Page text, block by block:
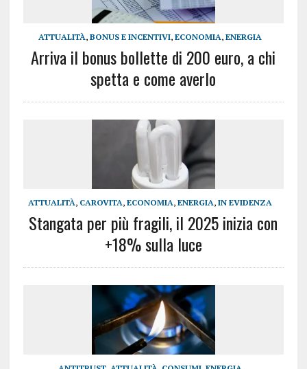
ATTUALITÀ, BONUS E INCENTIVI, ECONOMIA, ENERGIA
Arriva il bonus bollette di 200 euro, a chi
spetta e come averlo
ATTUALITÀ, CAROVITA, ECONOMIA, ENERGIA, IN EVIDENZA
Stangata per più fragili, il 2025 inizia con
+18% sulla luce